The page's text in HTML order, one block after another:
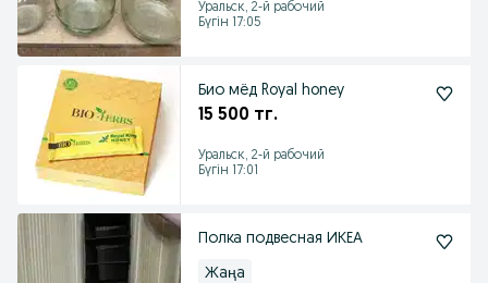
Уральск, 2-й рабочий
Бүгін 17:05
Био мёд Royal honey
15 500 тг.
Уральск, 2-й рабочий
Бүгін 17:01
Полка подвесная ИКЕА
Жаңа